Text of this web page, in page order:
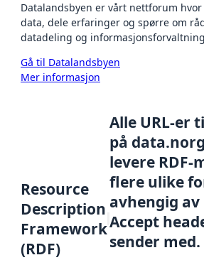
Datalandsbyen er vårt nettforum
data, dele erfaringer og spørre om
datadeling og
Gå til Datalandsbyen
Mer informasjon
Resource
Description
Framework
(RDF)
Alle URL-er
på
levere RDF-
flere ulike
avhengig
Accept
sender med.